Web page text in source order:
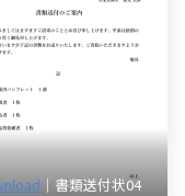
｜書類送付状04